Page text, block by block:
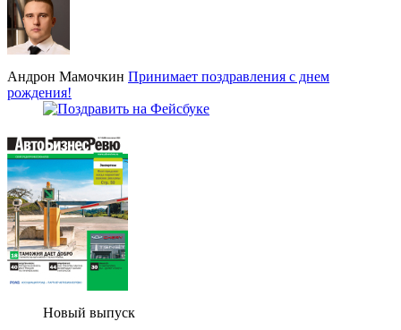
Андрон Мамочкин Принимает поздравления с днем
рождения!
Новый выпуск